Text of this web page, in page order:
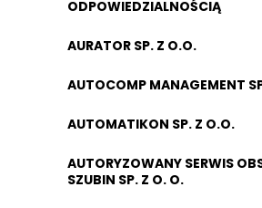
ODPOWIEDZIALNOŚCIĄ
AURATOR SP. Z O.O.
AUTOCOMP MANAGEMENT
AUTOMATIKON SP. Z O.O.
AUTORYZOWANY SERWIS
SZUBIN SP. Z O. O.